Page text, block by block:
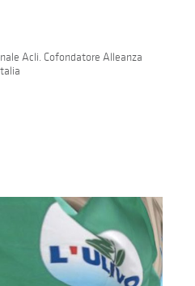
Acli. Cofondatore Alleanza